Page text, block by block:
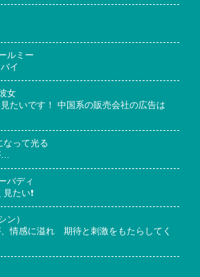
ルミー
イ
女
たいです！ 中国系の販売会社の広告は
なって光る
…
バディ
たい❗
ン）
情感に溢れ 期待と刺激をもたらしてく